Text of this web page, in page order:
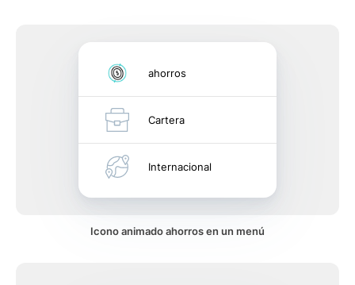
ahorros
Cartera
Internacional
Icono animado ahorros en un menú